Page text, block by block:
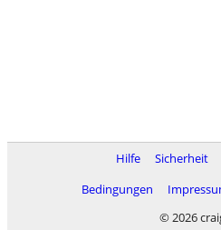
Hilfe Sicherheit
Bedingungen
© 2026